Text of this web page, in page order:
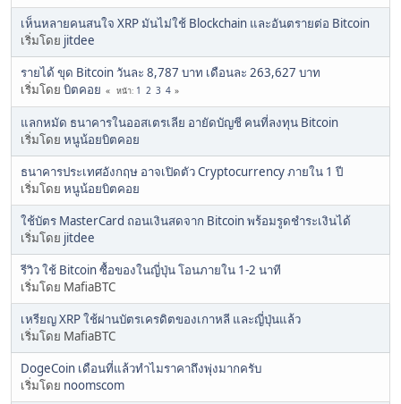
เห็นหลายคนสนใจ XRP มันไม่ใช้ Blockchain และอันตรายต่อ Bitcoin
เริ่มโดย jitdee
รายได้ ขุด Bitcoin วันละ 8,787 บาท เดือนละ 263,627 บาท
เริ่มโดย บิตคอย หน้า 1 2 3 4
แลกหมัด ธนาคารในออสเตรเลีย อายัดบัญชี คนที่ลงทุน Bitcoin
เริ่มโดย หนูน้อยบิตคอย
ธนาคารประเทศอังกฤษ อาจเปิดตัว Cryptocurrency ภายใน 1 ปี
เริ่มโดย หนูน้อยบิตคอย
ใช้บัตร MasterCard ถอนเงินสดจาก Bitcoin พร้อมรูดชำระเงินได้
เริ่มโดย jitdee
รีวิว ใช้ Bitcoin ซื้อของในญี่ปุ่น โอนภายใน 1-2 นาที
เริ่มโดย MafiaBTC
เหรียญ XRP ใช้ผ่านบัตรเครดิตของเกาหลี และญี่ปุ่นแล้ว
เริ่มโดย MafiaBTC
DogeCoin เดือนที่แล้วทำไมราคาถึงพุ่งมากครับ
เริ่มโดย noomscom